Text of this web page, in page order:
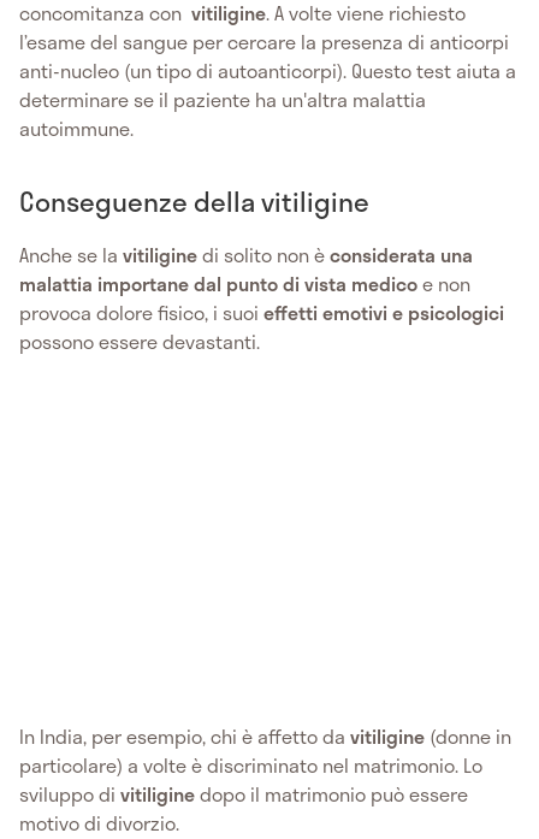
concomitanza con vitiligine. A volte viene richiesto
l’esame del sangue per cercare la presenza di anticorpi
anti-nucleo (un tipo di autoanticorpi). Questo test aiuta a
determinare se il paziente ha un'altra malattia
autoimmune.
Conseguenze della vitiligine
Anche se la vitiliginedi solito non èconsiderata una
malattia importane dal punto di vista medicoe non
provoca dolore fisico, i suoi effetti emotivi e psicologici
possono essere devastanti.
In India, per esempio, chi è affetto da vitiligine (donne in
particolare) a volte è discriminato nel matrimonio. Lo
sviluppo di vitiliginedopo il matrimonio può essere
motivo di divorzio.